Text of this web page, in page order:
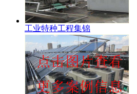
工业特种工程集锦